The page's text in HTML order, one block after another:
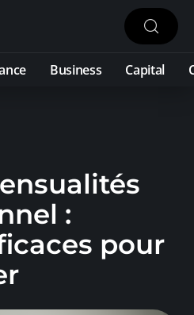
Business Capital
:
pour